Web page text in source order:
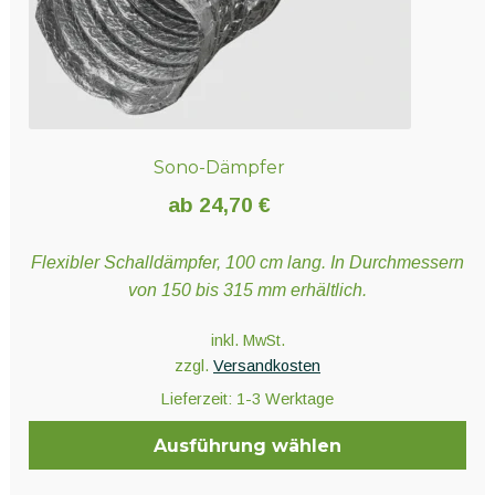
Sono-Dämpfer
ab 24,70€
Flexibler Schalldämpfer, 100 cm lang. In Durchmessern
von 150 bis 315 mm erhältlich.
inkl. MwSt.
zzgl. Versandkosten
Lieferzeit: 1-3 Werktage
Ausführung wählen